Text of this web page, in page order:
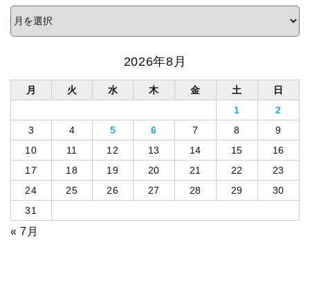
2026年8月
月 火 水 木 金 土
日
1
2
3
4 5 6 7 8
9
10
11 12 13 14 15
16
17
18 19 20 21 22
23
24
25 26 27 28 29
30
31
« 7月